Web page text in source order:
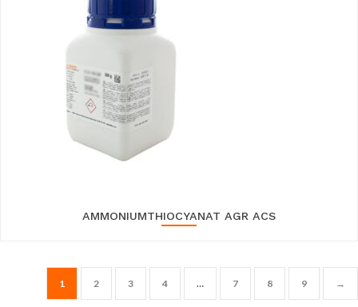
AMMONIUMTHIOCYANAT AGR ACS
1 2 3 4 … 7 8 9 →